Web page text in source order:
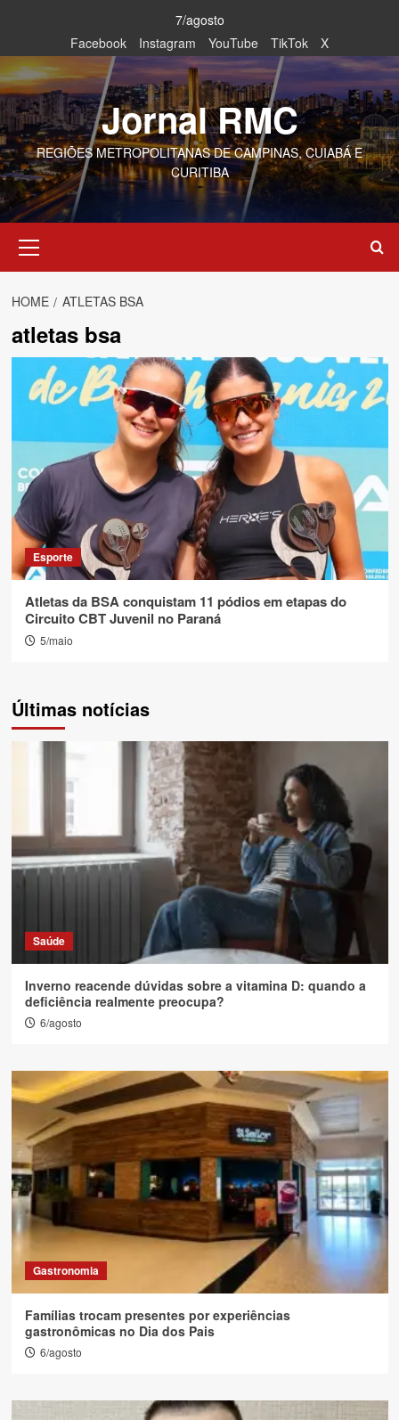
content
7/agosto
Facebook
Instagram YouTube TikTok X
Jornal RMC
REGIÕES METROPOLITANAS DE CAMPINAS, CUIABÁ E
CURITIBA
Menu
HOME ATLETAS BSA
atletas bsa
Esporte
Atletas da BSA conquistam 11 pódios em etapas do
Circuito CBT Juvenil no Paraná
5/maio
Últimas notícias
Saúde
Inverno reacende dúvidas sobre a vitamina D: quando a
deficiência realmente preocupa?
6/agosto
Gastronomia
Famílias trocam presentes por experiências
gastronômicas no Dia dos Pais
6/agosto